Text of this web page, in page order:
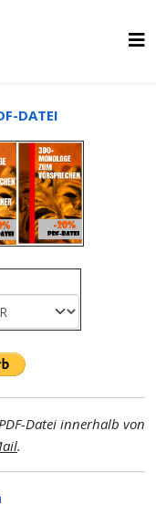
DATEI
Datei innerhalb von
.